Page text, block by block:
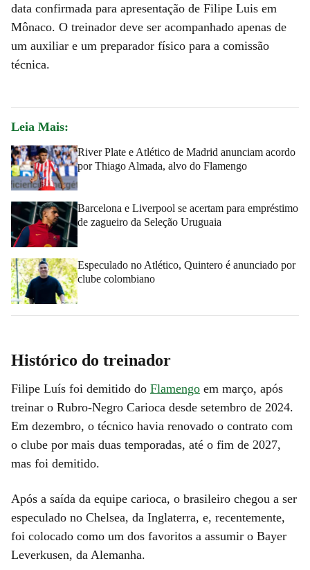
data confirmada para apresentação de Filipe Luis em
Mônaco. O treinador deve ser acompanhado apenas de
um auxiliar e um preparador físico para a comissão
técnica.
Leia Mais:
River Plate e Atlético de Madrid anunciam acordo
por Thiago Almada, alvo do Flamengo
Barcelona e Liverpool se acertam para empréstimo
de zagueiro da Seleção Uruguaia
Especulado no Atlético, Quintero é anunciado por
clube colombiano
Histórico do treinador
Filipe Luís foi demitido do Flamengo em março, após
treinar o Rubro-Negro Carioca desde setembro de 2024.
Em dezembro, o técnico havia renovado o contrato com
o clube por mais duas temporadas, até o fim de 2027,
mas foi demitido.
Após a saída da equipe carioca, o brasileiro chegou a ser
especulado no Chelsea, da Inglaterra, e, recentemente,
foi colocado como um dos favoritos a assumir o Bayer
Leverkusen, da Alemanha.